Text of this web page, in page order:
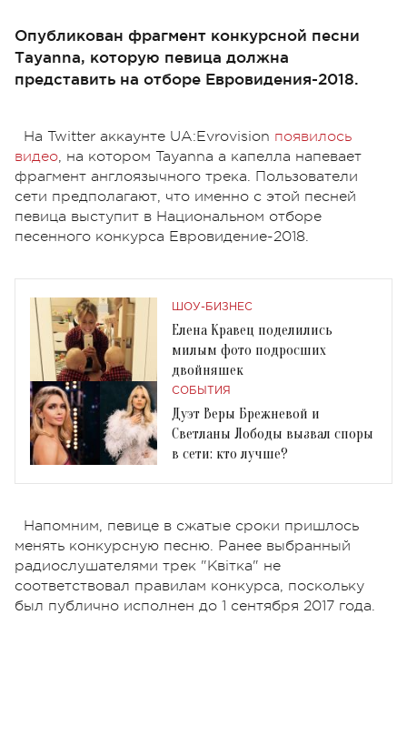
Опубликован фрагмент конкурсной песни
Тayanna, которую певица должна
представить на отборе Евровидения-2018.
На Twitter аккаунте UA:Evrovision появилось
видео, на котором Tayanna а капелла напевает
фрагмент англоязычного трека. Пользователи
сети предполагают, что именно с этой песней
певица выступит в Национальном отборе
песенного конкурса Евровидение-2018.
ШОУ-БИЗНЕС
Елена Кравец поделились
милым фото подросших
двойняшек
СОБЫТИЯ
Дуэт Веры Брежневой и
Светланы Лободы вызвал споры
в сети: кто лучше?
Напомним, певице в сжатые сроки пришлось
менять конкурсную песню. Ранее выбранный
радиослушателями трек "Квітка" не
соответствовал правилам конкурса, поскольку
был публично исполнен до 1 сентября 2017 года.